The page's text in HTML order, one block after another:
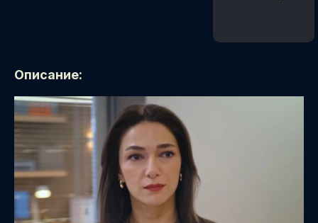
Описание: